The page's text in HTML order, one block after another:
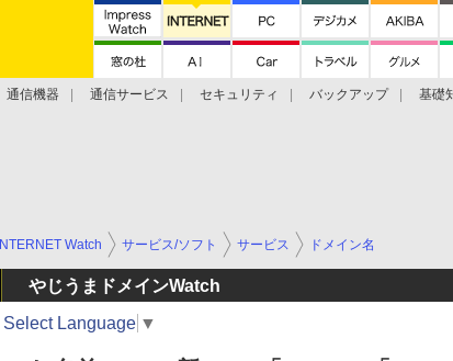
通信機器 通信サービス セキュリティ バックアップ 基礎
INTERNET Watch サービス/ソフト サービス ドメイン名
やじうまドメインWatch
Select Language ▼